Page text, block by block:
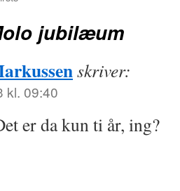
jubilæum
skriver:
kl. 09:40
er da kun ti år, ing?